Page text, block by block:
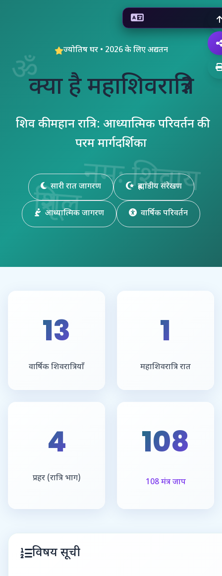
ॐ
नमः शिवाय
त्रिशूल
ज्योतिष घर • 2026के लिए अद्यतन
क्या हैमहाशिवरात्रि?
शिव की महान रात्रि: आध्यात्मिक परिवर्तन की
परम मार्गदर्शिका
सारी रात जागरण ब्रह्मांडीय संरेखण
आध्यात्मिक जागरण वार्षिक परिवर्तन
13
वार्षिक शिवरात्रियाँ
1
महाशिवरात्रि रात
4
प्रहर (रात्रि भाग)
108
108 मंत्र जाप
विषय सूची